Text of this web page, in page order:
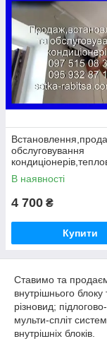
Звертайтеся
обслуговування
насосів
В наявності
4 700 ₴
Купити
Ставимо та
внутрішнього блоку
різновид;
мульти-спліт
внутрішніх блоків.